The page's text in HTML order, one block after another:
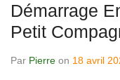
Démarrage
Petit
Par Pierre on 18 avril